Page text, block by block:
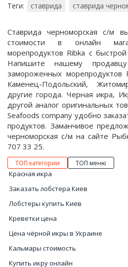
Теги:
ставрида ставрида
Ставрида черноморская с/м
стоимости в онлайн
морепродуктов Ribka с
Напишите нашему
замороженных
Каменец-Подольский,
другие города. Черная икра,
другой аналог оригинальных
Seafoods company удобно
продуктов. Заманчивое
черноморская с/м на сайте
707 33 25.
ТОП категории ТОП меню
Красная икра
Заказать лобстера Киев
Лобстеры купить Киев
Креветки цена
Цена чёрной икры в Украине
Кальмары стоимость
Купить икру онлайн